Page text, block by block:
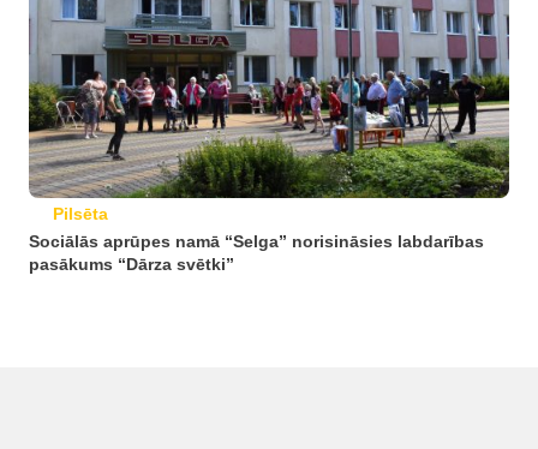
Pilsēta
Sociālās aprūpes namā “Selga” norisināsies labdarības
pasākums “Dārza svētki”